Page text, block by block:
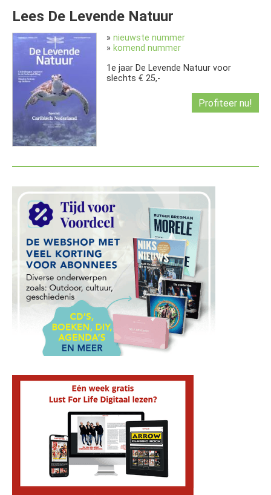
Lees De Levende Natuur
» nieuwste nummer
» komend nummer
1e jaar De Levende Natuur voor
slechts € 25,-
Profiteer nu!